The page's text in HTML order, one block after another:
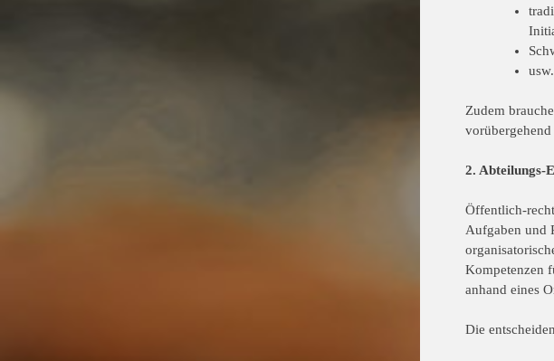
usw.
Zudem
vorübergehend
2. Abteilungs-
Öffentlich-
Aufgaben und
Kompetenzen
anhand eines
Die